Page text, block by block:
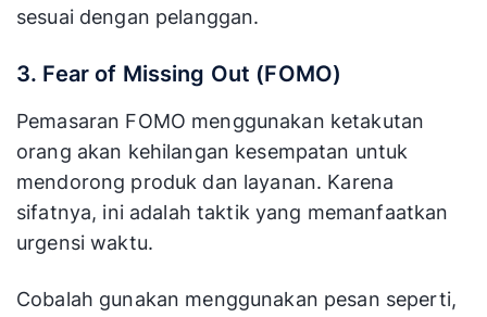
sesuai dengan pelanggan.
3. Fear of Missing Out (FOMO)
Pemasaran FOMO menggunakan ketakutan
orang akan kehilangan kesempatan untuk
mendorong produk dan layanan. Karena
sifatnya, ini adalah taktik yang memanfaatkan
urgensi waktu.
Cobalah gunakan menggunakan pesan seperti,